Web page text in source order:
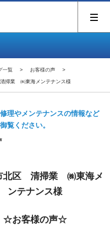
一覧 お客様の声
掃業 ㈱東海メンテナンス様
理やメンテナンスの情報など
覧ください。
北区 清掃業 ㈱東海メ
ンテナンス様
☆お客様の声☆